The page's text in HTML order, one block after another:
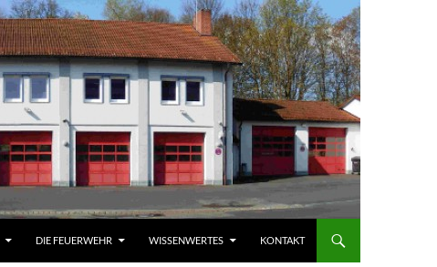
DIE FEUERWEHR WISSENWERTES KONTAKT